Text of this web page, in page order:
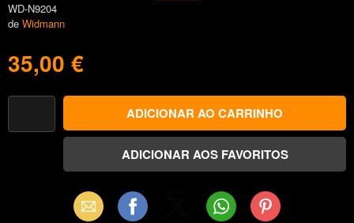
WD-N9204
de Widmann
35,00 €
Email Facebook WhatsAppPinterest